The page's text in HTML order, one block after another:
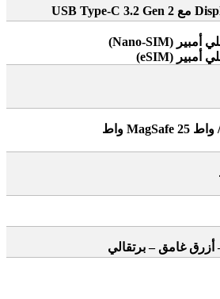
USB Type-C 3.2 Gen 2 مع
أمبير (Nano-SIM)
أمبير (eSIM)
MagSafe 25 واط/ واط
أزرق غامق – برتقالي